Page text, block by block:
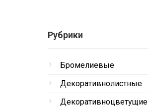
Рубрики
Бромелиевые
Декоративнолистные
Декоративноцветущие